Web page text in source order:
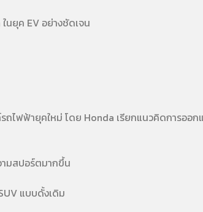
นยุค EV อย่างชัดเจน
ไฟฟ้ายุคใหม่ โดย Honda เรียกแนวคิดการออก
ามสปอร์ตมากขึ้น
แบบดั้งเดิม